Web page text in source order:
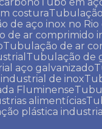
costura
de aço inox no
de ar comprimido
Tubulação de ar
Tubulação de
aço galvanizado
industrial de inox
Fluminense
alimentícias
plástica industrial